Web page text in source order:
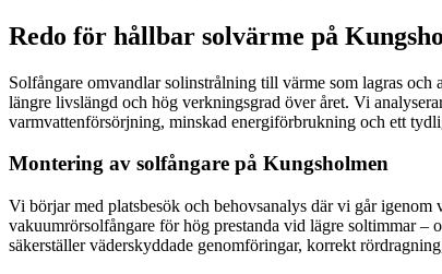
Redo för hållbar solvärme på
Solfångare omvandlar solinstrålning till värme som lagras
längre livslängd och hög verkningsgrad över året. Vi
varmvattenförsörjning, minskad energiförbrukning och ett
Montering av solfångare på Kungsholmen
Vi börjar med platsbesök och behovsanalys där vi går
vakuumrörsolfångare för hög prestanda vid lägre soltimmar –
säkerställer väderskyddade genomföringar, korrekt